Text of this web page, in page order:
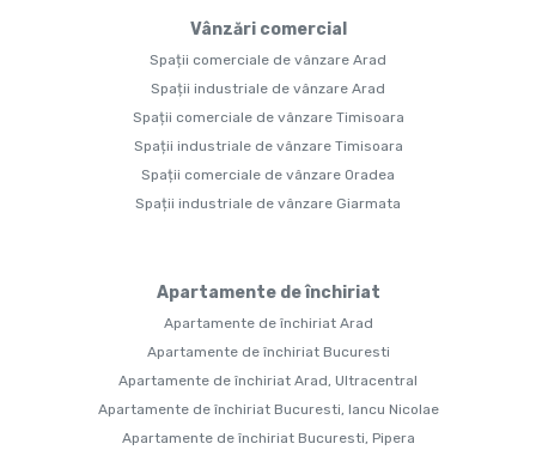
Vânzări comercial
Spații comerciale de vânzare Arad
Spații industriale de vânzare Arad
Spații comerciale de vânzare Timisoara
Spații industriale de vânzare Timisoara
Spații comerciale de vânzare Oradea
Spații industriale de vânzare Giarmata
Apartamente de închiriat
Apartamente de închiriat Arad
Apartamente de închiriat Bucuresti
Apartamente de închiriat Arad, Ultracentral
Apartamente de închiriat Bucuresti, Iancu Nicolae
Apartamente de închiriat Bucuresti, Pipera